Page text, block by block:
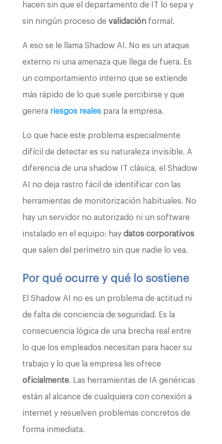
hacen sin que el departamento de IT lo sepa y
sin ningún proceso de validaciónformal.
A eso se le llama Shadow AI. No es un ataque
externo ni una amenaza que llega de fuera. Es
un comportamiento interno que se extiende
más rápido de lo que suele percibirse y que
genera riesgos reales para la empresa.
Lo que hace este problema especialmente
difícil de detectar es su naturaleza invisible. A
diferencia de una shadow IT clásica, el Shadow
AI no deja rastro fácil de identificar con las
herramientas de monitorización habituales. No
hay un servidor no autorizado ni un software
instalado en el equipo: hay datos corporativos
que salen del perímetro sin que nadie lo vea.
Por qué ocurre y qué lo sostiene
El Shadow AI no es un problema de actitud ni
de falta de conciencia de seguridad. Es la
consecuencia lógica de una brecha real entre
lo que los empleados necesitan para hacer su
trabajo y lo que la empresa les ofrece
oficialmente. Las herramientas de IA genéricas
están al alcance de cualquiera con conexión a
internet y resuelven problemas concretos de
forma inmediata.